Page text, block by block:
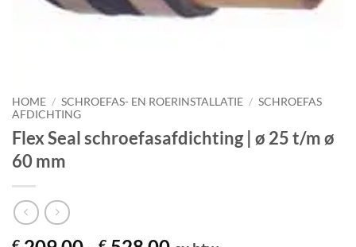
HOME / SCHROEFAS- EN ROERINSTALLATIE / SCHROEFAS
AFDICHTING
Flex Seal schroefasafdichting | ø 25 t/m ø
60 mm